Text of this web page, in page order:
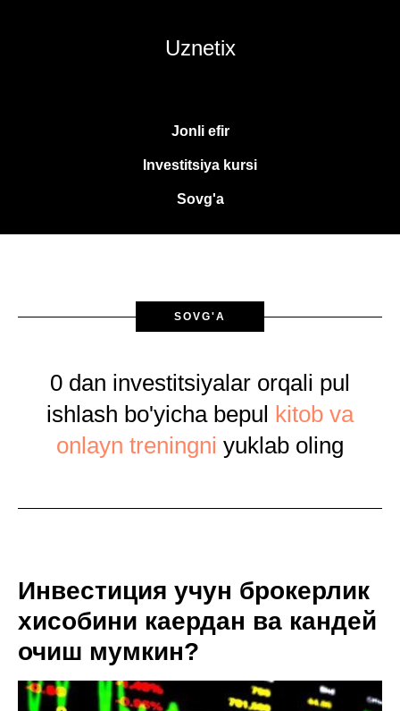
Uznetix
Jonli efir
Investitsiya kursi
Sovg'a
SOVG'A
0 dan investitsiyalar orqali pul
ishlash bo'yicha bepul kitob va
onlayn treningni yuklab oling
Инвестиция учун брокерлик
хисобини каердан ва кандей
очиш мумкин?